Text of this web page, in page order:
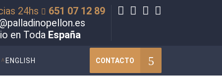
24hs
651 07 12 89
en Toda España
ENGLISH CONTACTO